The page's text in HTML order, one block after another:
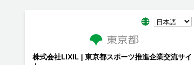
株式会社LIXIL | 東京都スポーツ推進企業交流サイ